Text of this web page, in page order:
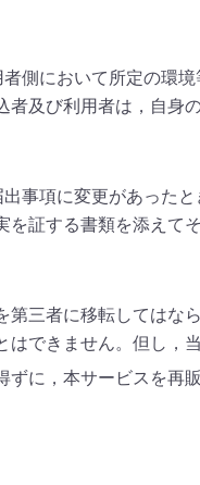
側において所定の環
及び利用者は，自身
事項に変更があった
証する書類を添えて
三者に移転してはな
できません。但し，
に，本サービスを再